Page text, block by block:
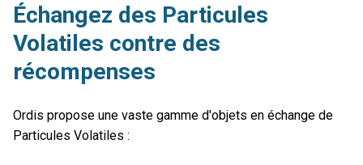
Échangez des Particules
Volatiles contre des
récompenses
Ordis propose une vaste gamme d'objets en échange de
Particules Volatiles :